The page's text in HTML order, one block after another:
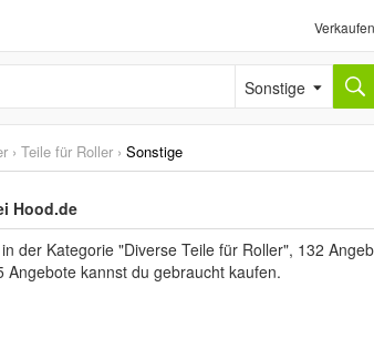
Verkaufen
Sonstige
› Teile für Roller › Sonstige
Hood.de
der Kategorie "Diverse Teile für Roller", 132
kannst du gebraucht kaufen.